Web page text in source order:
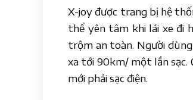
X-joy được trang bị hệ
thể yên tâm khi lái xe đi
trộm an toàn. Người
xa tới 90km/ một lần sạc.
mới phải sạc điện.